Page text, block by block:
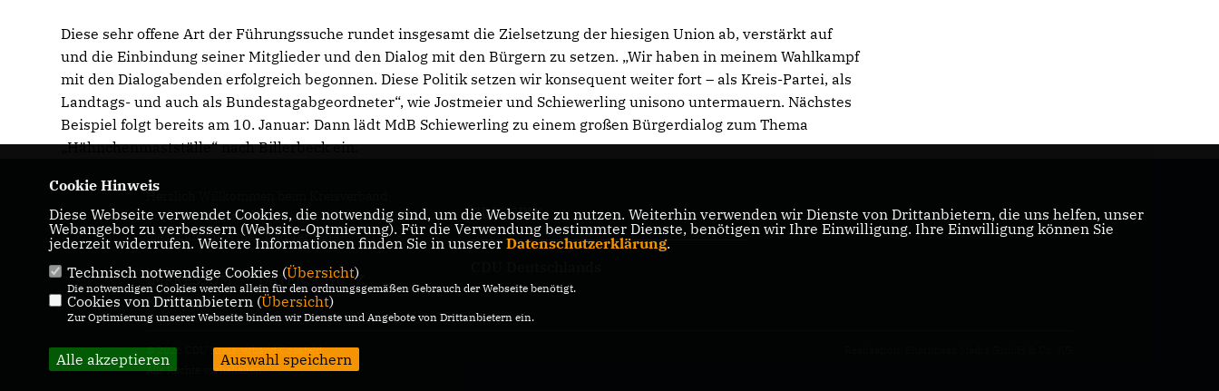
Diese sehr offene Art der Führungssuche rundet insgesamt die Zielsetzung der hiesigen Union ab, verstärkt auf
und die Einbindung seiner Mitglieder und den Dialog mit den Bürgern zu setzen. „Wir haben in meinem Wahlkampf
mit den Dialogabenden erfolgreich begonnen. Diese Politik setzen wir konsequent weiter fort – als Kreis-Partei, als
Landtags- und auch als Bundestagabgeordneter“, wie Jostmeier und Schiewerling unisono untermauern. Nächstes
Beispiel folgt bereits am 10. Januar: Dann lädt MdB Schiewerling zu einem großen Bürgerdialog zum Thema
Hähnchenmastställe“ nach Billerbeck ein.
Herzlich Willkommen beim Kreisverband
Coesfeld! Hier erhalten Sie Informationen über
die politische Arbeit und Termine.
IMPRESSUM
DATENSCHUTZ
KONTAKT
CDU NRW
© 2026 CDU Kreisverband Coesfeld
Alle Rechte vorbehalten.
Cookie Hinweis
Diese Webseite verwendet Cookies, die notwendig sind, um die Webseite zu nutzen. Weiterhin verwenden wir Dienste von Drittanbietern, die uns helfen, unser
Webangebot zu verbessern (Website-Optmierung). Für die Verwendung bestimmter Dienste, benötigen wir Ihre Einwilligung. Ihre Einwilligung können Sie
jederzeit widerrufen. Weitere Informationen finden Sie in unserer Datenschutzerklärung.
Technisch notwendige Cookies (Übersicht)
Die notwendigen Cookies werden allein für den ordnungsgemäßen Gebrauch der Webseite benötigt.
Cookies von Drittanbietern (Übersicht)
Zur Optimierung unserer Webseite binden wir Dienste und Angebote von Drittanbietern ein.
Alle akzeptieren Auswahl speichern